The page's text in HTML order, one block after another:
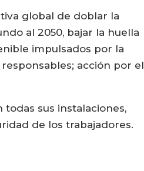
global de doblar la
al 2050, bajar la huella
impulsados por la
acción por el
sus instalaciones,
de los trabajadores.